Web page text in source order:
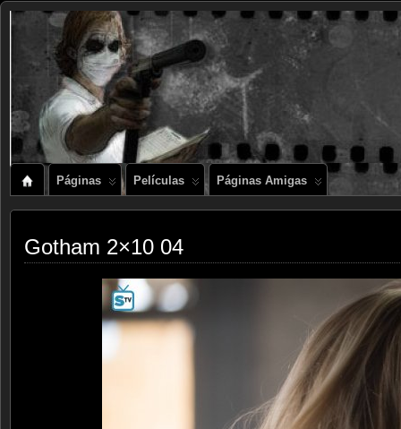
Páginas Películas Páginas Amigas
Gotham 2×10 04